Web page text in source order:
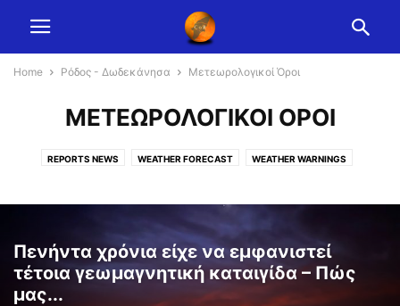
Home Ρόδος - Δωδεκάνησα Μετεωρολογικοί Όροι
ΜΕΤΕΩΡΟΛΟΓΙΚΟΊ ΌΡΟΙ
REPORTS NEWS WEATHER FORECAST WEATHER WARNINGS
Πενήντα χρόνια είχε να εμφανιστεί
τέτοια γεωμαγνητική καταιγίδα – Πώς
μας...